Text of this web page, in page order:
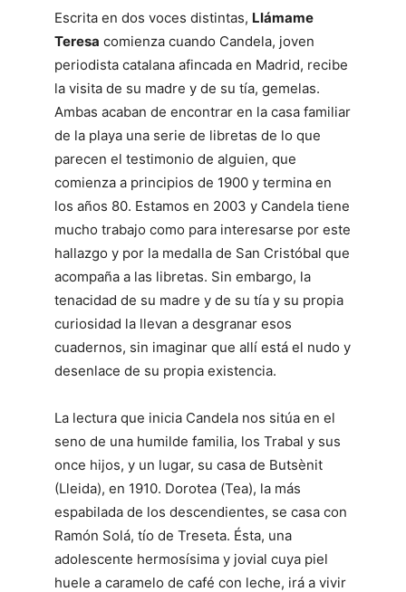
Escrita en dos voces distintas, Llámame
Teresa comienza cuando Candela, joven
periodista catalana afincada en Madrid, recibe
la visita de su madre y de su tía, gemelas.
Ambas acaban de encontrar en la casa familiar
de la playa una serie de libretas de lo que
parecen el testimonio de alguien, que
comienza a principios de 1900 y termina en
los años 80. Estamos en 2003 y Candela tiene
mucho trabajo como para interesarse por este
hallazgo y por la medalla de San Cristóbal que
acompaña a las libretas. Sin embargo, la
tenacidad de su madre y de su tía y su propia
curiosidad la llevan a desgranar esos
cuadernos, sin imaginar que allí está el nudo y
desenlace de su propia existencia.
La lectura que inicia Candela nos sitúa en el
seno de una humilde familia, los Trabal y sus
once hijos, y un lugar, su casa de Butsènit
(Lleida), en 1910. Dorotea (Tea), la más
espabilada de los descendientes, se casa con
Ramón Solá, tío de Treseta. Ésta, una
adolescente hermosísima y jovial cuya piel
huele a caramelo de café con leche, irá a vivir